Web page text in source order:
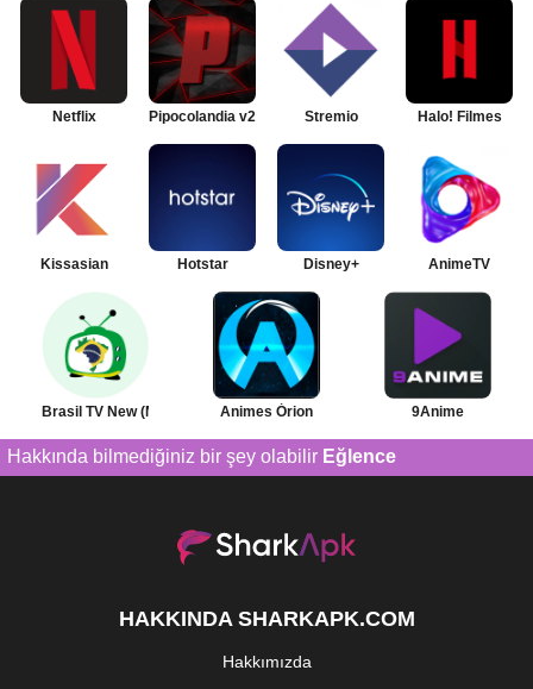
Netflix Pipocolandia v2 Stremio Halo! Filmes
Kissasian Hotstar Disney+ AnimeTV
Brasil TV New (Móvel) Animes Órion 9Anime
Hakkında bilmediğiniz bir şey olabilir Eğlence
HAKKINDA SHARKAPK.COM
Hakkımızda